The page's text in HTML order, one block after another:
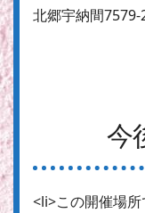
北郷宇納間7579-
今
<li>この開催場